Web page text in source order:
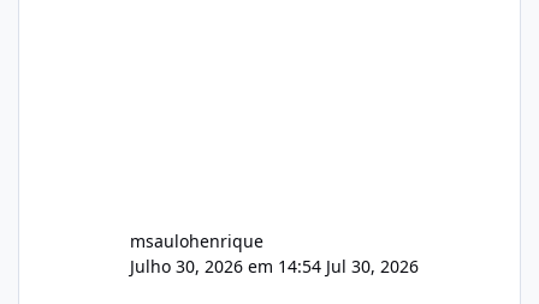
msaulohenrique
Julho 30, 2026 em 14:54 Jul 30, 2026